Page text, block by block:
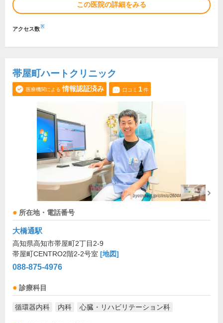
この医院の詳細をみる
アクセス数※
帯屋町ハートクリニック
医療機関による 情報認証済み 口コミ 1件
所在地・電話番号
大橋通駅
高知県高知市帯屋町2丁目2-9
帯屋町CENTRO2階2-2号室 [地図]
088-875-4976
診療科目
循環器内科 内科 心臓・リハビリテーション科